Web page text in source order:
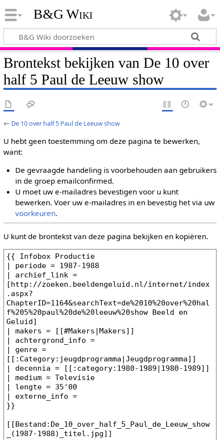
B&G Wiki
Brontekst bekijken van De 10 over
half 5 Paul de Leeuw show
← De 10 over half 5 Paul de Leeuw show
U hebt geen toestemming om deze pagina te bewerken,
want:
De gevraagde handeling is voorbehouden aan gebruikers
in de groep emailconfirmed.
U moet uw e-mailadres bevestigen voor u kunt
bewerken. Voer uw e-mailadres in en bevestig het via uw
voorkeuren.
U kunt de brontekst van deze pagina bekijken en kopiëren.